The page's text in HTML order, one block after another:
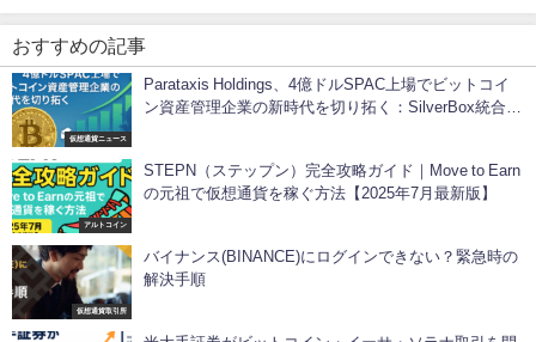
おすすめの記事
仮想通貨ニュース
Parataxis Holdings、4億ドルSPAC上場でビットコイ
ン資産管理企業の新時代を切り拓く：SilverBox統合と
アルトコイン
STEPN（ステップン）完全攻略ガイド｜Move to Earn
の元祖で仮想通貨を稼ぐ方法【2025年7月最新版】
仮想通貨取引所
バイナンス(BINANCE)にログインできない？緊急時の
解決手順